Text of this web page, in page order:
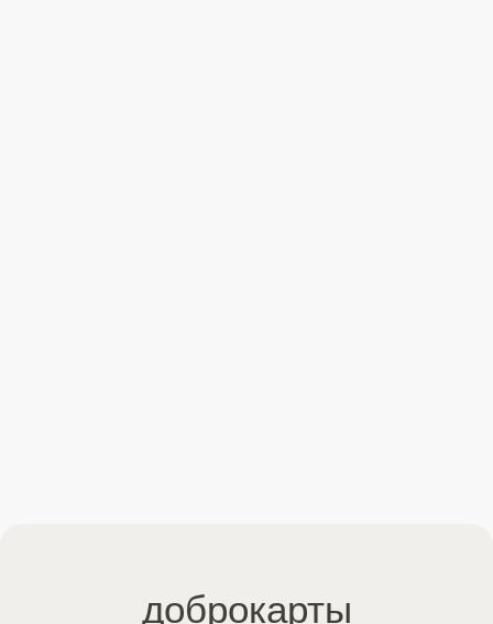
доброкарты